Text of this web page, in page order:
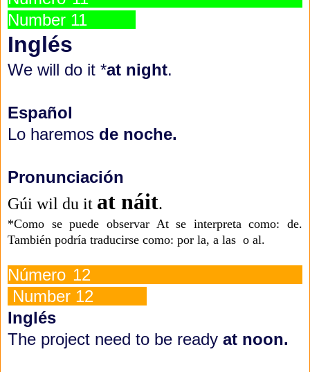
Number 11
Inglés
We will do it *at night.
Español
Lo haremos de noche.
Pronunciación
Gúi wil du it at náit.
*Como se puede observar At se interpreta como: de.
También podría traducirse como: por la, a las o al.
Número 12
Number 12
Inglés
The project need to be ready at noon.